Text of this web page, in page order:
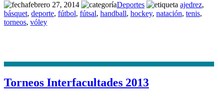
febrero 27, 2014
Deportes ajedrez,
básquet, deporte, fútbol, fútsal, handball, hockey, natación, tenis,
torneos, vóley
Torneos Interfacultades 2013